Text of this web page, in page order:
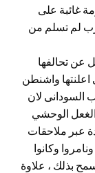
غائبة على
لم تسلم من
عن تحالفها
اعلنتها واشنطن
السودانى لان
الوحشي
عبر ملاحقات
وكانوا
بذلك ، علاوة